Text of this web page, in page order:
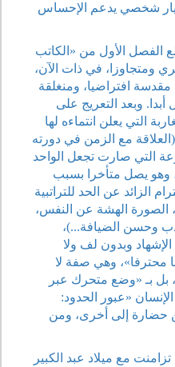
شخصي يدعم الإحساس
الفصل الأول من «الكاتب
ومتجاوزا، في ذات الآن،
افتراضيا، ومنغلقة
أبدا. وبعد التعريج على
التي يعلن انتماءه لها
مع الزمن في دورته
التي صارت تجعل الواحد
وهو يصل متأخرا بسبب
الزائد عن الحد للتراتبية
الصورة الهشة عن النفس،
وحسن الضيافة...)،
وبدون لف ولا
محترفا»، وهي صفة لا
بل بـ «وضع متحرك عبر
«عبور الحدود:
حضارة إلى أخرى، ومن
مع ميلاد عبد الكبير